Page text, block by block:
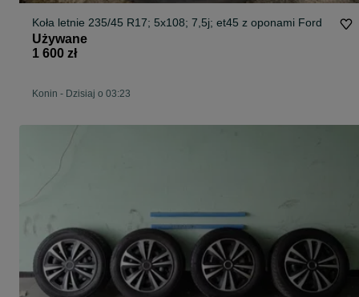
Koła letnie 235/45 R17; 5x108; 7,5j; et45 z oponami Ford
Używane
1 600 zł
Konin - Dzisiaj o 03:23